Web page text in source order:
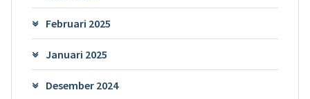
Februari 2025
Januari 2025
Desember 2024